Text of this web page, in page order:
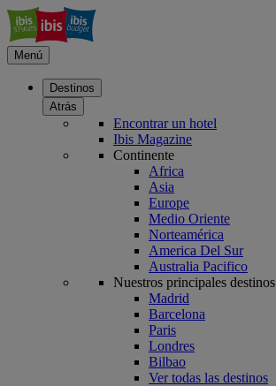
Menú
Destinos
Atrás
Encontrar un hotel
Ibis Magazine
Continente
Africa
Asia
Europe
Medio Oriente
Norteamérica
America Del Sur
Australia Pacifico
Nuestros principales destinos
Madrid
Barcelona
Paris
Londres
Bilbao
Ver todas las destinos